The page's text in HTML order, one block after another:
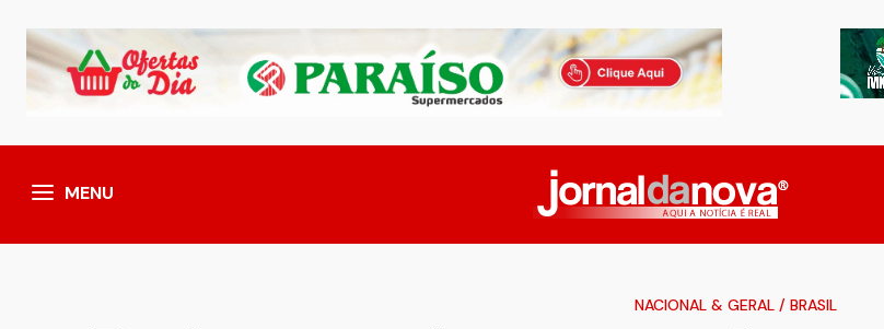
MENU
NACIONAL & GERAL/ BRASIL